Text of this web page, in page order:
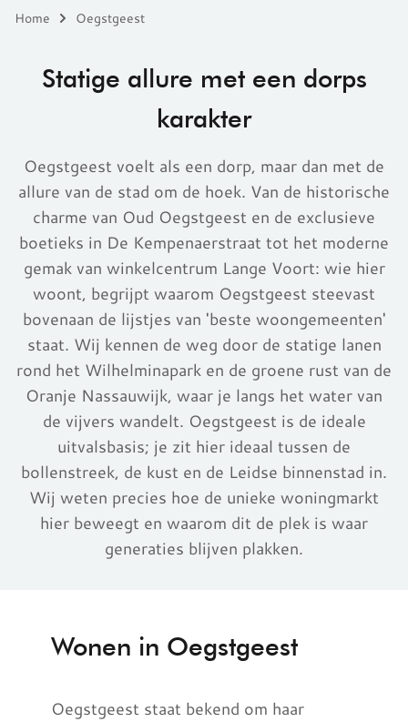
Home Oegstgeest
Statige allure met een dorps
karakter
Oegstgeest voelt als een dorp, maar dan met de
allure van de stad om de hoek. Van de historische
charme van Oud Oegstgeest en de exclusieve
boetieks in De Kempenaerstraat tot het moderne
gemak van winkelcentrum Lange Voort: wie hier
woont, begrijpt waarom Oegstgeest steevast
bovenaan de lijstjes van 'beste woongemeenten'
staat. Wij kennen de weg door de statige lanen
rond het Wilhelminapark en de groene rust van de
Oranje Nassauwijk, waar je langs het water van
de vijvers wandelt. Oegstgeest is de ideale
uitvalsbasis; je zit hier ideaal tussen de
bollenstreek, de kust en de Leidse binnenstad in.
Wij weten precies hoe de unieke woningmarkt
hier beweegt en waarom dit de plek is waar
generaties blijven plakken.
Wonen in Oegstgeest
Oegstgeest staat bekend om haar